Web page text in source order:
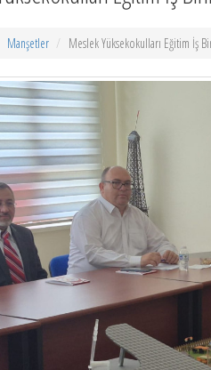
Manşetler Meslek Yüksekokulları Eğitim İş